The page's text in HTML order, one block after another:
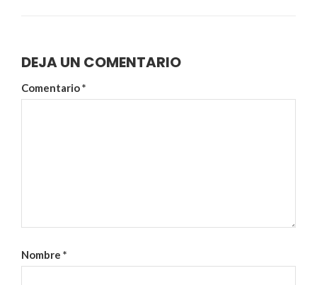
DEJA UN COMENTARIO
Comentario*
Nombre *